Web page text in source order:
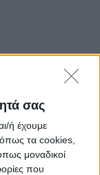
σας
ή έχουμε
τα cookies,
μοναδικοί
που